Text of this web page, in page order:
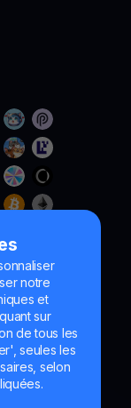
notre
et
sur
de tous les
seules les
selon